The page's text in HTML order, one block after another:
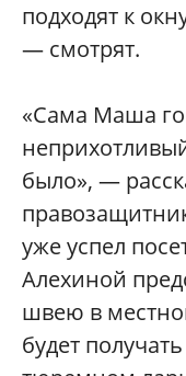
подходят к
— смотрят.
«Сама Маша
было», —
уже успел
Алехиной
швею в
будет